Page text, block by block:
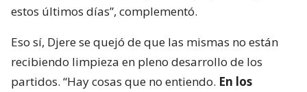
estos últimos días”, complementó.
Eso sí, Djere se quejó de que las mismas no están
recibiendo limpieza en pleno desarrollo de los
partidos. “Hay cosas que no entiendo. En los